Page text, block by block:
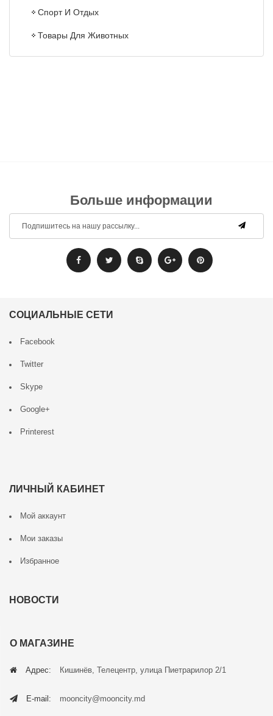
Спорт И Отдых
Товары Для Животных
Больше информации
СОЦИАЛЬНЫЕ СЕТИ
Facebook
Twitter
Skype
Google+
Printerest
ЛИЧНЫЙ КАБИНЕТ
Мой аккаунт
Мои заказы
Избранное
НОВОСТИ
О МАГАЗИНЕ
Адрес: Кишинёв, Телецентр, улица Пиетрарилор 2/1
E-mail: mooncity@mooncity.md